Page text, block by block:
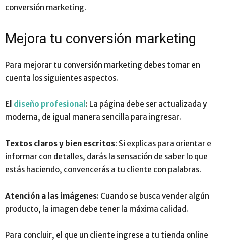
conversión marketing.
Mejora tu conversión marketing
Para mejorar tu conversión marketing debes tomar en
cuenta los siguientes aspectos.
El diseño profesional : La página debe ser actualizada y
moderna, de igual manera sencilla para ingresar.
Textos claros y bien escritos: Si explicas para orientar e
informar con detalles, darás la sensación de saber lo que
estás haciendo, convencerás a tu cliente con palabras.
Atención a las imágenes: Cuando se busca vender algún
producto, la imagen debe tener la máxima calidad.
Para concluir, el que un cliente ingrese a tu tienda online